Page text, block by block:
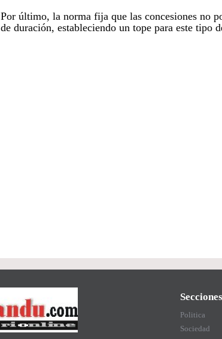
Por último, la norma fija que las concesiones no
de duración, estableciendo un tope para este tipo
Secciones
Politica
Sociedad